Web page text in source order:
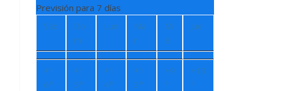
Previsión para 7 días
Sáb
Do
m
Lun
Ma
r
Mi
é
Jue
+1
6°
+1
5°
+1
4°
+1
3°
+9
°
+13
°